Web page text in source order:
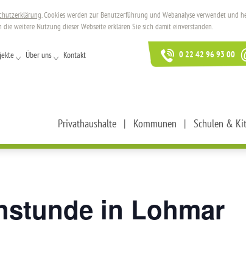
0 22 42 96 93 00
Über uns Kontakt
Privathaushalte Kommunen Schulen &
in Lohmar
. Cookies werden zur Benutzerführung und Webanalyse verwendet und
die weitere Nutzung dieser Webseite erklären Sie sich damit einverstanden.